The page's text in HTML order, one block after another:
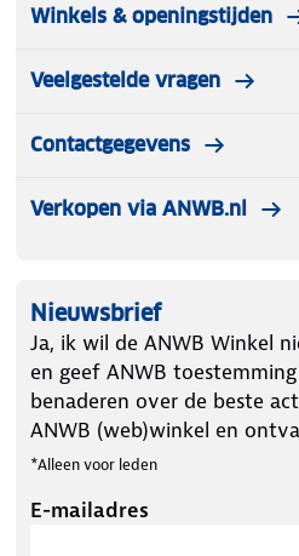
Winkels & openingstijden
Veelgestelde vragen
Contactgegevens
Verkopen via ANWB.nl
Nieuwsbrief
Ja, ik wil de ANWB Winkel
en geef ANWB
benaderen over de beste
ANWB (web)winkel en
*Alleen voor leden
E-mailadres